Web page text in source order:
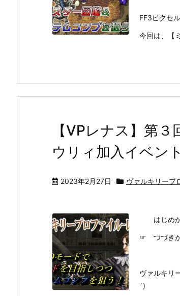
FF3ピクセ
今回は、【
【VPレナス】第
ウリィ加入イベン
2023年2月27日 ヴァルキリープ
はじめ
☞ つづき
ヴァルキリ
´)